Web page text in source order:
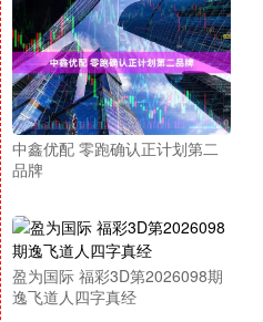
中鑫优配 零跑确认正计划第二
品牌
盈为国际 福彩3D第2026098期
逸飞道人四字真经